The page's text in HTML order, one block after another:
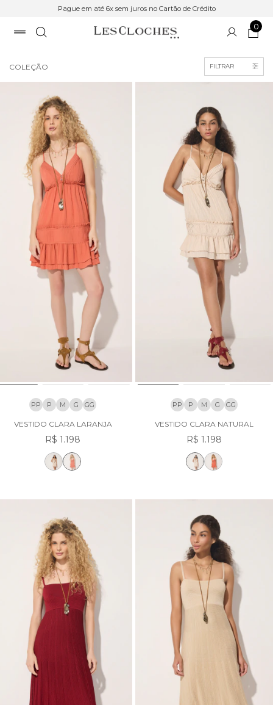
Pague em até 6x sem juros no Cartão de Crédito
0
COLEÇÃO FILTRAR
PP P M G GG
VESTIDO CLARA LARANJA
R$ 1.198
PP P M G GG
VESTIDO CLARA NATURAL
R$ 1.198